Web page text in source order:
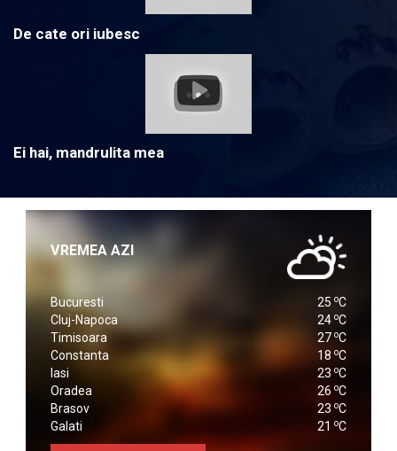
De cate ori iubesc
Ei hai, mandrulita mea
VREMEA AZI
Bucuresti 25 oC
Cluj-Napoca
24 oC
Timisoara
27 oC
Constanta
18 oC
Iasi
23 oC
Oradea
26 oC
Brasov
23 oC
Galati
21 oC